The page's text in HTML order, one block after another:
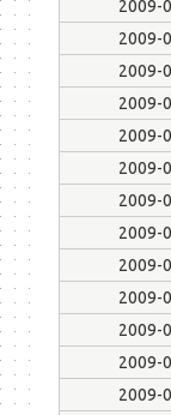
2009-
2009-
2009-
2009-
2009-
2009-
2009-
2009-
2009-
2009-
2009-
2009-
2009-